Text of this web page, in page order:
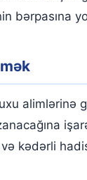
bərpasına
kədərli